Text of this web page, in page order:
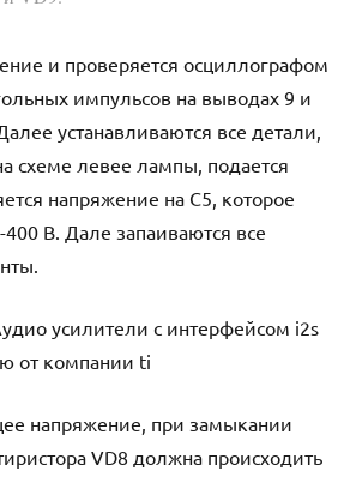
и проверяется осциллографом
импульсов на выводах 9 и
устанавливаются все детали,
схеме левее лампы, подается
напряжение на С5, которое
В. Дале запаиваются все
усилители с интерфейсом i2s
от компании ti
напряжение, при замыкании
VD8 должна происходить